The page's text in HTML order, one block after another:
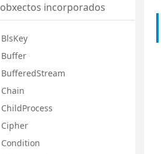
obxectos incorporados
BlsKey
Buffer
BufferedStream
Chain
ChildProcess
Cipher
Condition